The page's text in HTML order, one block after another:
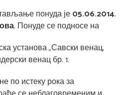
понуда је05.06.2014.
. Понуде се подносе на
установа „Савски венац,
венац бр. 1.
по истеку рока за